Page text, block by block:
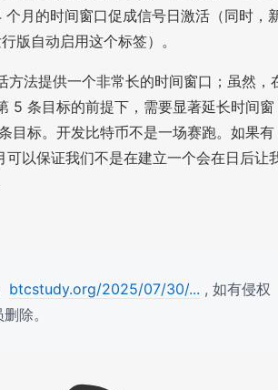
月的时间窗口促成信号日激活（同时，
版自动启用这个标签）。
方法提供一个非常长的时间窗口；虽然，
5 条目标的前提下，需要显著延长时间窗
目标。开发比特币不是一场赛跑。如果有
以保证我们不是在建立一个会在日后让
btcstudy.org/2025/07/30/... , 如有侵权
除。